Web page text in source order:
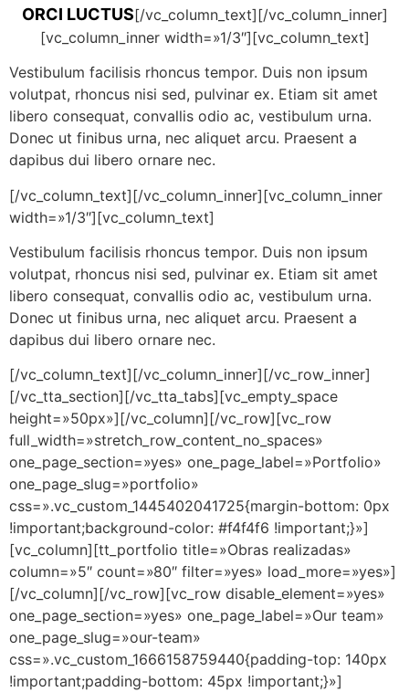
ORCI LUCTUS[/vc_column_text][/vc_column_inner]
[vc_column_inner width=»1/3″][vc_column_text]
Vestibulum facilisis rhoncus tempor. Duis non ipsum
volutpat, rhoncus nisi sed, pulvinar ex. Etiam sit amet
libero consequat, convallis odio ac, vestibulum urna.
Donec ut finibus urna, nec aliquet arcu. Praesent a
dapibus dui libero ornare nec.
[/vc_column_text][/vc_column_inner][vc_column_inner
width=»1/3″][vc_column_text]
Vestibulum facilisis rhoncus tempor. Duis non ipsum
volutpat, rhoncus nisi sed, pulvinar ex. Etiam sit amet
libero consequat, convallis odio ac, vestibulum urna.
Donec ut finibus urna, nec aliquet arcu. Praesent a
dapibus dui libero ornare nec.
[/vc_column_text][/vc_column_inner][/vc_row_inner]
[/vc_tta_section][/vc_tta_tabs][vc_empty_space
height=»50px»][/vc_column][/vc_row][vc_row
full_width=»stretch_row_content_no_spaces»
one_page_section=»yes» one_page_label=»Portfolio»
one_page_slug=»portfolio»
css=».vc_custom_1445402041725{margin-bottom: 0px
!important;background-color: #f4f4f6 !important;}»]
[vc_column][tt_portfolio title=»Obras realizadas»
column=»5″ count=»80″ filter=»yes» load_more=»yes»]
[/vc_column][/vc_row][vc_row disable_element=»yes»
one_page_section=»yes» one_page_label=»Our team»
one_page_slug=»our-team»
css=».vc_custom_1666158759440{padding-top: 140px
!important;padding-bottom: 45px !important;}»]